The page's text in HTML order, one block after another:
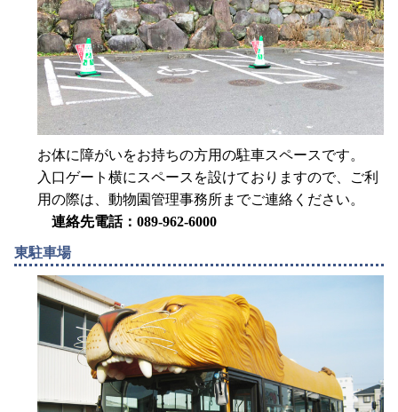
お体に障がいをお持ちの方用の駐車スペースです。
入口ゲート横にスペースを設けておりますので、ご利
用の際は、動物園管理事務所までご連絡ください。
連絡先電話：089-962-6000
東駐車場